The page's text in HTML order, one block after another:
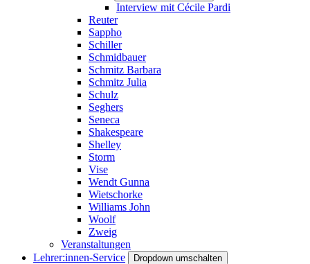
Interview mit Cécile Pardi
Reuter
Sappho
Schiller
Schmidbauer
Schmitz Barbara
Schmitz Julia
Schulz
Seghers
Seneca
Shakespeare
Shelley
Storm
Vise
Wendt Gunna
Wietschorke
Williams John
Woolf
Zweig
Veranstaltungen
Lehrer:innen-Service
Dropdown umschalten